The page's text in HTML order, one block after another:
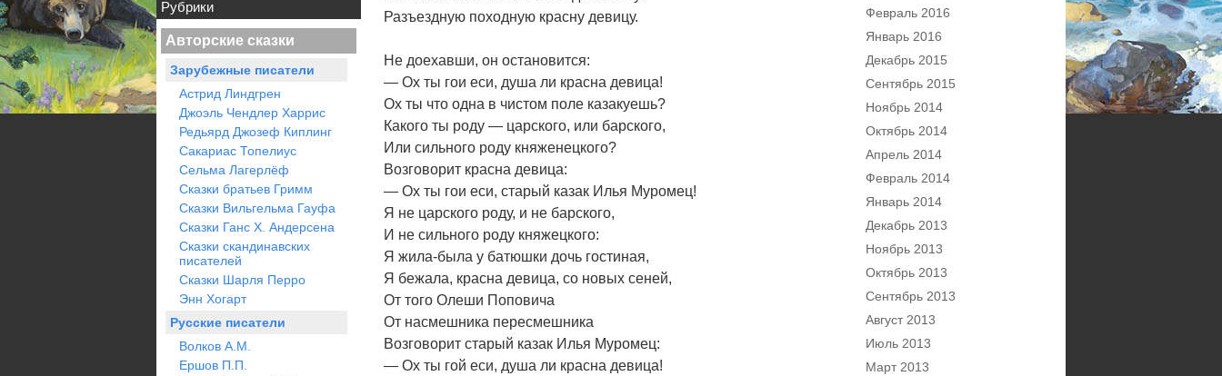
Рубрики
Авторские сказки
Зарубежные писатели
Астрид Линдгрен
Джоэль Чендлер Харрис
Редьярд Джозеф Киплинг
Сакариас Топелиус
Сельма Лагерлёф
Сказки братьев Гримм
Сказки Вильгельма Гауфа
Сказки Ганс Х. Андерсена
Сказки скандинавских
писателей
Сказки Шарля Перро
Энн Хогарт
Русские писатели
Волков А.М.
Ершов П.П.
Разъездную походную красну девицу.
Не доехавши, он остановится:
— Ох ты гои еси, душа ли красна девица!
Ох ты что одна в чистом поле казакуешь?
Какого ты роду — царского, или барского,
Или сильного роду княженецкого?
Возговорит красна девица:
— Ох ты гои еси, старый казак Илья Муромец!
Я не царского роду, и не барского,
И не сильного роду княжецкого:
Я жила-была у батюшки дочь гостиная,
Я бежала, красна девица, со новых сеней,
От того Олеши Поповича
От насмешника пересмешника
Возговорит старый казак Илья Муромец:
— Ох ты гой еси, душа ли красна девица!
Февраль 2016
Январь 2016
Декабрь 2015
Сентябрь 2015
Ноябрь 2014
Октябрь 2014
Апрель 2014
Февраль 2014
Январь 2014
Декабрь 2013
Ноябрь 2013
Октябрь 2013
Сентябрь 2013
Август 2013
Июль 2013
Март 2013